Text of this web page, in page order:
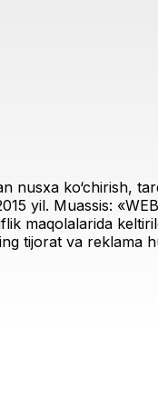
nusxa ko‘chirish,
yil. Muassis:
maqolalarida
tijorat va reklama